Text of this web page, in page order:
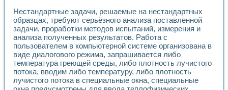
Опыт использования NI LabVIEW для создания
Применение LabVIEW для исследования течения в
Создание виртуальной работы «Изучение магнитных
Обратный маятник
Устройство для изучения основ интерфейсов обмена по
Лабораторный практикум: изучение адиабатического
Стенд для исследования электрических переходных
Система статистической обработки результатов
Автоматизация лазерно-плазменных измерений с
Нестандартные задачи, решаемые на нестандартных
образцах, требуют серьёзного анализа поставленной
задачи, проработки методов испытаний, измерения и
анализа полученных результатов. Работа с
пользователем в компьютерной системе организована в
виде диалогового режима, запрашивается либо
температура греющей среды, либо плотность лучистого
потока, вводим либо температуру, либо плотность
лучистого потока в специальные окна, специальные